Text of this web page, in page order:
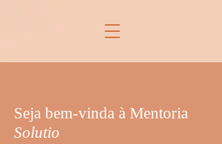
Seja bem-vinda à Mentoria
Solutio